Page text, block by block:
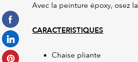
Avec la peinture époxy, osez la
CARACTERISTIQUES
Chaise pliante